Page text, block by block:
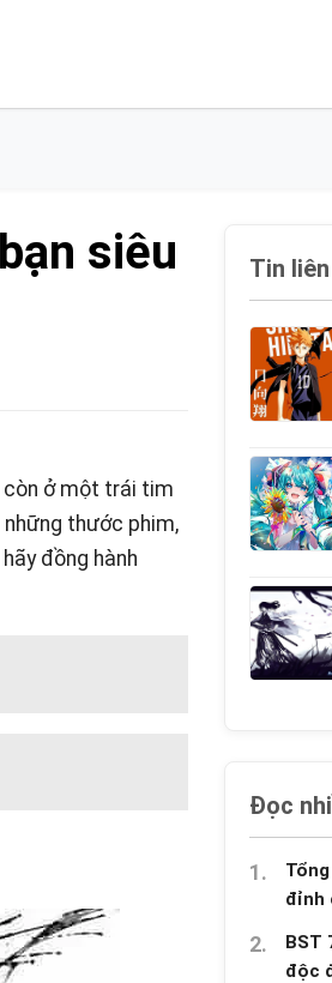
siêu
còn ở một trái tim
thước phim,
đồng hành
Tin
Đọc
đỉnh
BST
độc